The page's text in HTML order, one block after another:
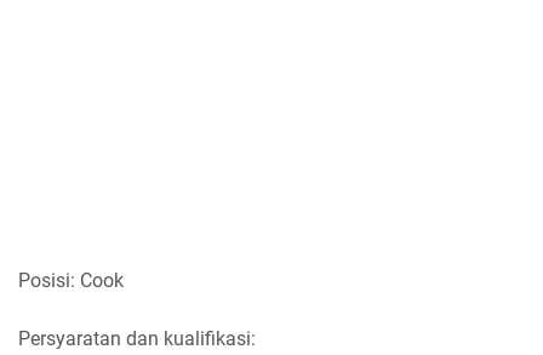
Posisi: Cook
Persyaratan dan kualifikasi: